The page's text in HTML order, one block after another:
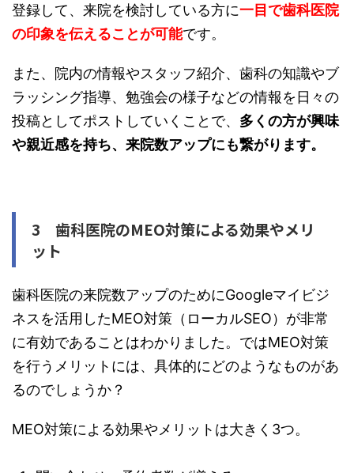
登録して、来院を検討している方に一目で歯科医院
の印象を伝えることが可能です。
また、院内の情報やスタッフ紹介、歯科の知識やブ
ラッシング指導、勉強会の様子などの情報を日々の
投稿としてポストしていくことで、 多くの方が興味
や親近感を持ち、来院数アップにも繋がります。
3 歯科医院のMEO対策による効果やメリ
ット
歯科医院の来院数アップのためにGoogleマイビジ
ネスを活用したMEO対策（ローカルSEO）が非常
に有効であることはわかりました。ではMEO対策
を行うメリットには、具体的にどのようなものがあ
るのでしょうか？
MEO対策による効果やメリットは大きく3つ。